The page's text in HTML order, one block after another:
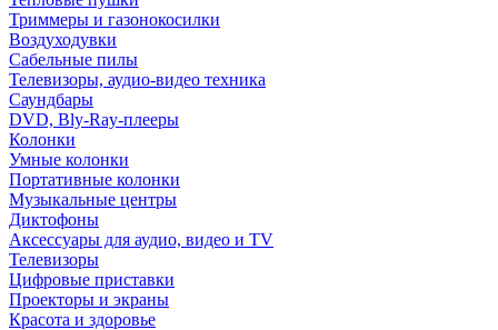
Триммеры и газонокосилки
Воздуходувки
Сабельные пилы
Телевизоры, аудио-видео техника
Саундбары
DVD, Bly-Ray-плееры
Колонки
Умные колонки
Портативные колонки
Музыкальные центры
Диктофоны
Аксессуары для аудио, видео и TV
Телевизоры
Цифровые приставки
Проекторы и экраны
Красота и здоровье